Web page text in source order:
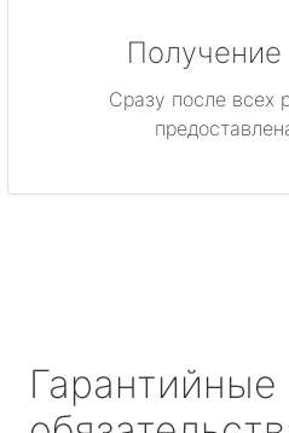
Получение
Сразу после всех
Гарантийные